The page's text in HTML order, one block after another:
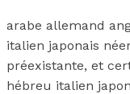
arabe allemand
italien japonais
préexistante, et
hébreu italien